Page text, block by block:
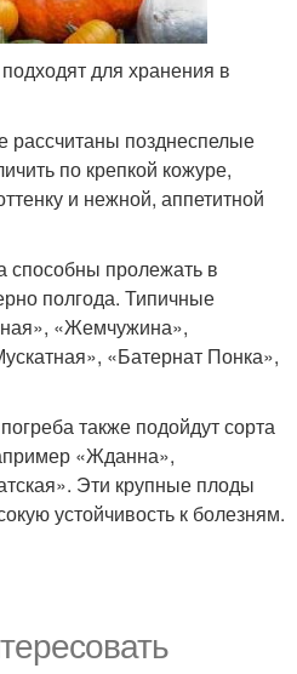
для хранения в
рассчитаны позднеспелые
по крепкой кожуре,
и нежной, аппетитной
способны пролежать в
полгода. Типичные
«Жемчужина»,
«Батернат Понка»,
также подойдут сорта
«Жданна»,
Эти крупные плоды
устойчивость к болезням.